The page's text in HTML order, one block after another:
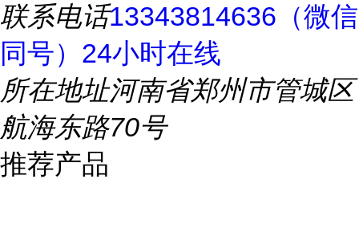
联系电话13343814636（微信
同号）24小时在线
所在地址河南省郑州市管城区
航海东路70号
推荐产品